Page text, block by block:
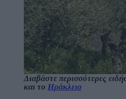
Διαβάστε περισσότερες
και το Ηράκλειο